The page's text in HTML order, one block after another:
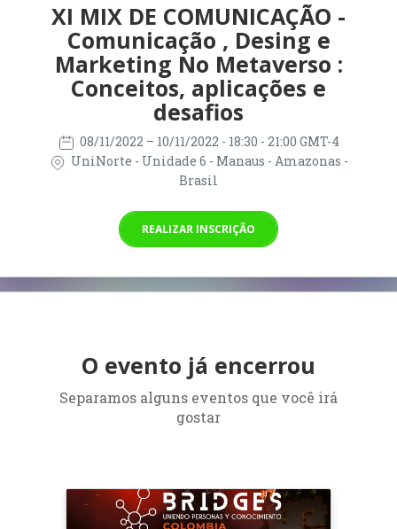
XI MIX DE COMUNICAÇÃO -
Comunicação , Desing e
Marketing No Metaverso :
Conceitos, aplicações e
desafios
08/11/2022 – 10/11/2022 - 18:30 - 21:00 GMT-4
UniNorte - Unidade 6 - Manaus - Amazonas -
Brasil
REALIZAR INSCRIÇÃO
O evento já encerrou
Separamos alguns eventos que você irá
gostar